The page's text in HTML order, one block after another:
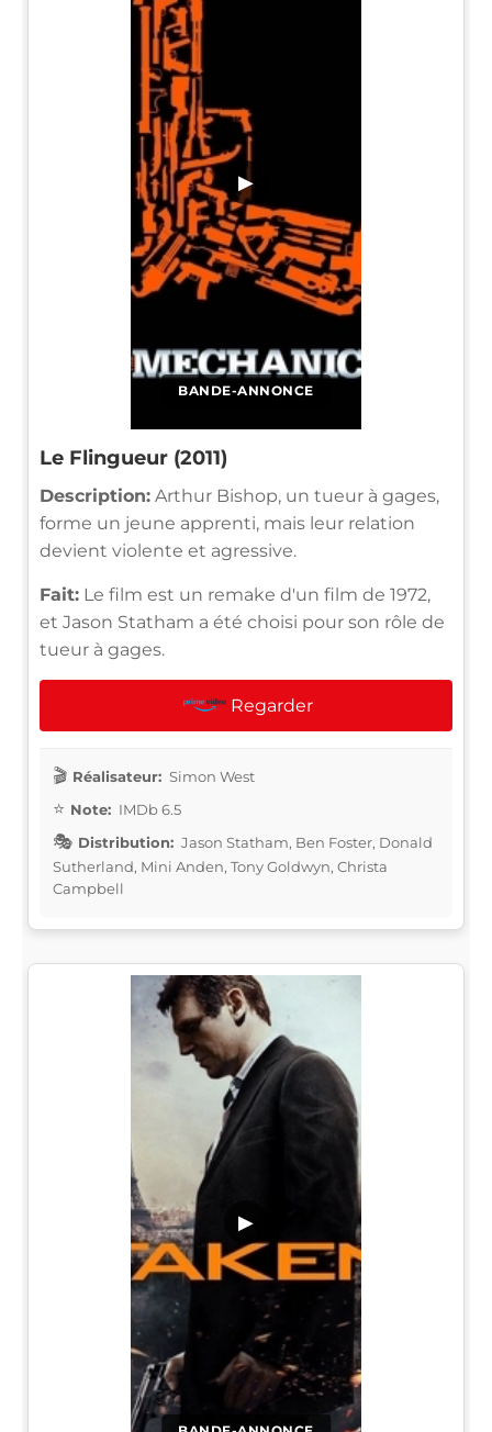
BANDE-ANNONCE
▶
Le Flingueur (2011)
Description: Arthur Bishop, un tueur à gages,
forme un jeune apprenti, mais leur relation
devient violente et agressive.
Fait: Le film est un remake d'un film de 1972,
et Jason Statham a été choisi pour son rôle de
tueur à gages.
Regarder
Réalisateur: Simon West
Note: IMDb 6.5
Distribution: Jason Statham, Ben Foster, Donald
Sutherland, Mini Anden, Tony Goldwyn, Christa
Campbell
▶